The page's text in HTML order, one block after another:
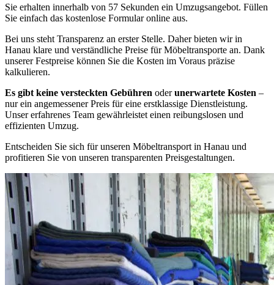
Sie erhalten innerhalb von 57 Sekunden ein Umzugsangebot. Füllen
Sie einfach das kostenlose Formular online aus.
Bei uns steht Transparenz an erster Stelle. Daher bieten wir in
Hanau klare und verständliche Preise für Möbeltransporte an. Dank
unserer Festpreise können Sie die Kosten im Voraus präzise
kalkulieren.
Es gibt keine versteckten Gebühren oderunerwartete Kosten –
nur ein angemessener Preis für eine erstklassige Dienstleistung.
Unser erfahrenes Team gewährleistet einen reibungslosen und
effizienten Umzug.
Entscheiden Sie sich für unseren Möbeltransport in Hanau und
profitieren Sie von unseren transparenten Preisgestaltungen.